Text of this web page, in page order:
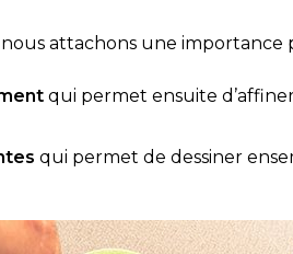
attachons une importance
qui permet ensuite
qui permet de dessiner